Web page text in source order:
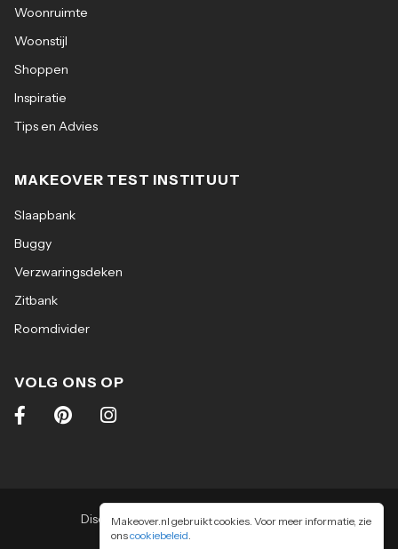
Makeover.nl gebruikt cookies. Voor meer informatie, zie
onscookiebeleid.
Woonruimte
Woonstijl
Shoppen
Inspiratie
Tips en Advies
MAKEOVER TEST INSTITUUT
Slaapbank
Buggy
Verzwaringsdeken
Zitbank
Roomdivider
VOLG ONS OP
Disclaimer | Algemene voorwaarden |
Privacy & cookiebeleid